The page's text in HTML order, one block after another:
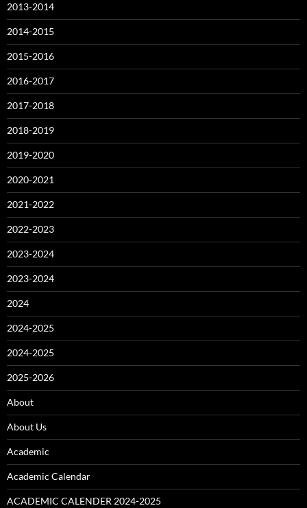
2013-2014
2014-2015
2015-2016
2016-2017
2017-2018
2018-2019
2019-2020
2020-2021
2021-2022
2022-2023
2023-2024
2023-2024
2024
2024-2025
2024-2025
2025-2026
About
About Us
Academic
Academic Calendar
ACADEMIC CALENDER 2024-2025